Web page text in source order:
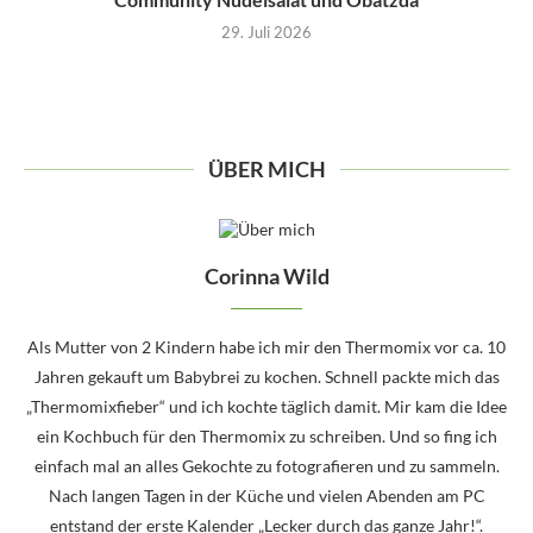
29. Juli 2026
ÜBER MICH
Corinna Wild
Als Mutter von 2 Kindern habe ich mir den Thermomix vor ca. 10
Jahren gekauft um Babybrei zu kochen. Schnell packte mich das
„Thermomixfieber“ und ich kochte täglich damit. Mir kam die Idee
ein Kochbuch für den Thermomix zu schreiben. Und so fing ich
einfach mal an alles Gekochte zu fotografieren und zu sammeln.
Nach langen Tagen in der Küche und vielen Abenden am PC
entstand der erste Kalender „Lecker durch das ganze Jahr!“.